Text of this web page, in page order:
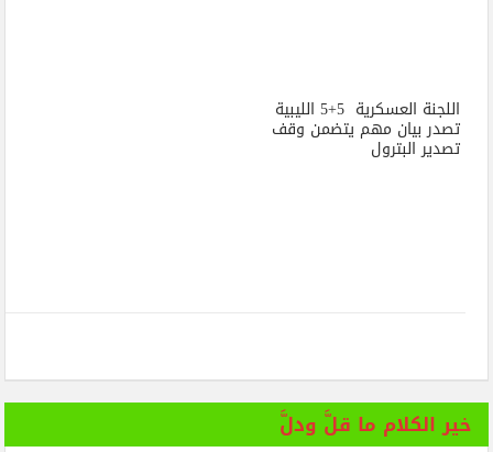
اللجنة العسكرية 5+5 الليبية
تصدر بيان مهم يتضمن وقف
تصدير البترول
خير الكلام ما قلَّ ودلَّ